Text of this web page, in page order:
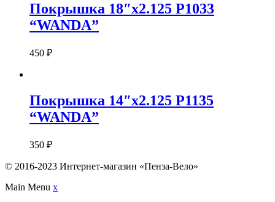
Покрышка 18″x2.125 P1033
“WANDA”
450 ₽
Покрышка 14″x2.125 Р1135
“WANDA”
350 ₽
© 2016-2023 Интернет-магазин «Пенза-Вело»
Main Menu x